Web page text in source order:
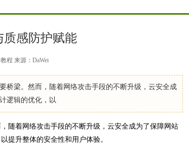
质感防护赋能
程 来源：DaWei
梁。然而，随着网络攻击手段的不断升级，云安全成
逻辑的优化，以
着网络攻击手段的不断升级，云安全成为了保障网站
提升整体的安全性和用户体验。